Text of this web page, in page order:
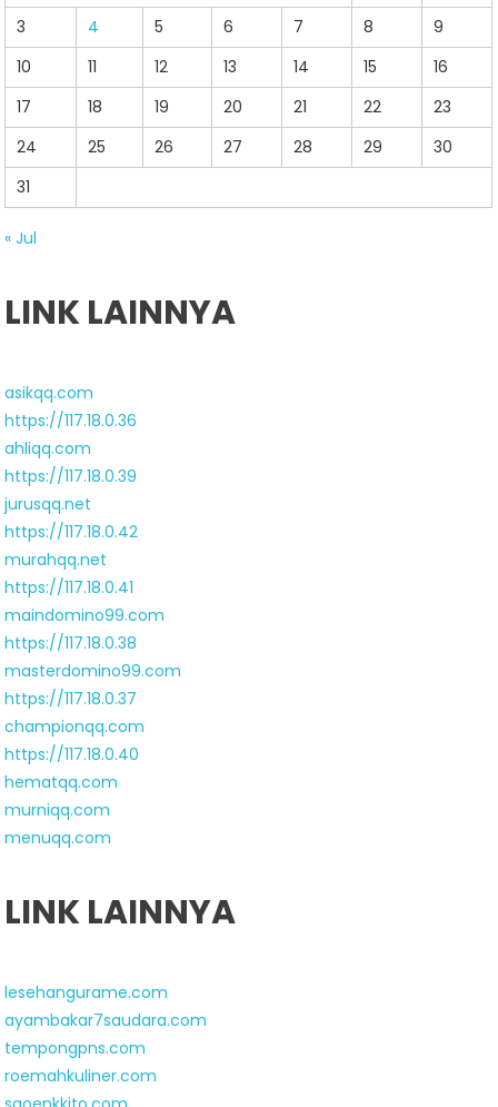
3
4 5 6 7 8
9
10
11 12 13 14 15
16
17
18 19 20 21 22
23
24
25 26 27 28 29
30
31
« Jul
LINK LAINNYA
asikqq.com
https://117.18.0.36
ahliqq.com
https://117.18.0.39
jurusqq.net
https://117.18.0.42
murahqq.net
https://117.18.0.41
maindomino99.com
https://117.18.0.38
masterdomino99.com
https://117.18.0.37
championqq.com
https://117.18.0.40
hematqq.com
murniqq.com
menuqq.com
LINK LAINNYA
lesehangurame.com
ayambakar7saudara.com
tempongpns.com
roemahkuliner.com